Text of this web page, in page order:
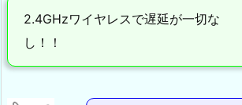
2.4GHzワイヤレスで遅延が一切な
し！！